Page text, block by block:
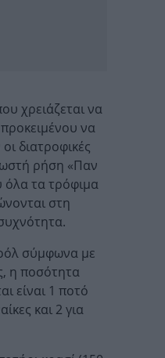
χρειάζεται να
να
διατροφικές
ρήση «Παν
όλα τα τρόφιμα
στη
σύμφωνα με
η ποσότητα
είναι 1 ποτό
και 2 για